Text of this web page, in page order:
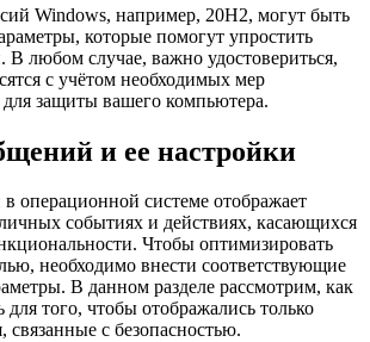
Windows, например, 20H2, могут быть
которые помогут упростить
В любом случае, важно удостовериться,
с учётом необходимых мер
защиты вашего компьютера.
и ее настройки
операционной системе отображает
событиях и действиях, касающихся
Чтобы оптимизировать
необходимо внести соответствующие
В данном разделе рассмотрим, как
для того, чтобы отображались только
с безопасностью.